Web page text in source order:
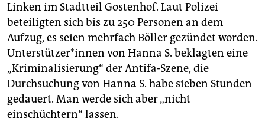
Linken im Stadtteil Gostenhof. Laut Polizei
beteiligten sich bis zu 250 Personen an dem
Aufzug, es seien mehrfach Böller gezündet worden.
Un­ter­stüt­ze­r*in­nen von Hanna S. beklagten eine
„Kriminalisierung“ der Antifa-Szene, die
Durchsuchung von Hanna S. habe sieben Stunden
gedauert. Man werde sich aber „nicht
einschüchtern“ lassen.